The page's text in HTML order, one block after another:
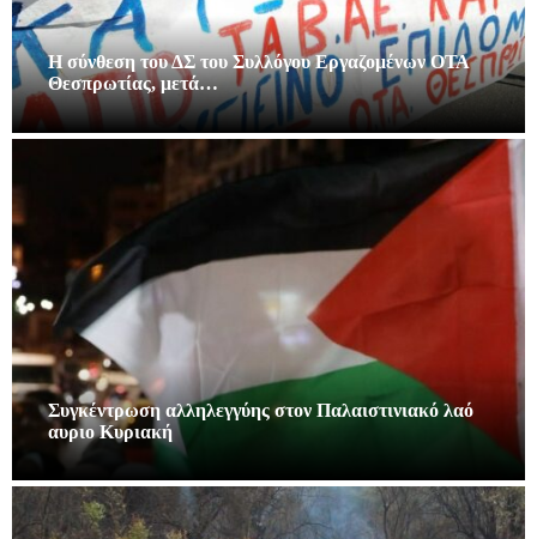
Η σύνθεση του ΔΣ του Συλλόγου Εργαζομένων ΟΤΑ
Θεσπρωτίας, μετά…
Συγκέντρωση αλληλεγγύης στον Παλαιστινιακό λαό
αυριο Κυριακή